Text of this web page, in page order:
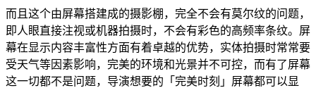
而且这个由屏幕搭建成的摄影棚，完全不会有莫尔纹的问题，
即人眼直接注视或机器拍摄时，不会有彩色的高频率条纹。屏
幕在显示内容丰富性方面有着卓越的优势，实体拍摄时常常要
受天气等因素影响，完美的环境和光景并不可控，而有了屏幕
这一切都不是问题，导演想要的「完美时刻」屏幕都可以显